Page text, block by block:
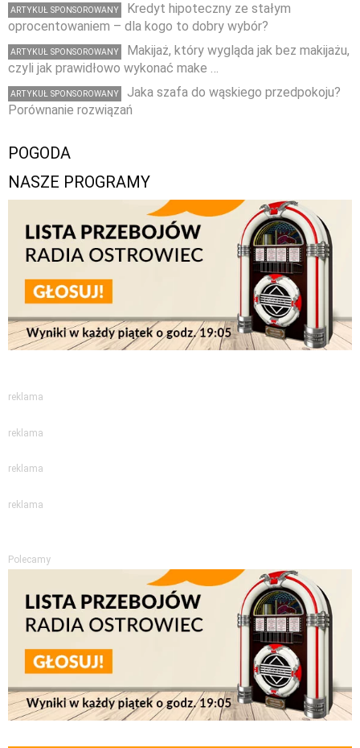
ARTYKUŁ SPONSOROWANY
Kredyt hipoteczny ze stałym
oprocentowaniem – dla kogo to dobry wybór?
ARTYKUŁ SPONSOROWANY
Makijaż, który wygląda jak bez makijażu,
czyli jak prawidłowo wykonać make …
ARTYKUŁ SPONSOROWANY
Jaka szafa do wąskiego przedpokoju?
Porównanie rozwiązań
POGODA
NASZE PROGRAMY
reklama
reklama
reklama
reklama
Polecamy